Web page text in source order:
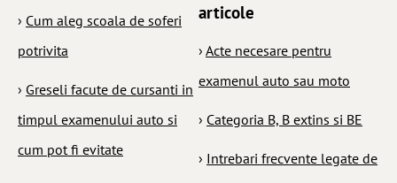
› Cum aleg scoala de soferi
potrivita
› Greseli facute de cursanti in
timpul examenului auto si
cum pot fi evitate
articole
› Acte necesare pentru
examenul auto sau moto
› Categoria B, B extins si BE
› Intrebari frecvente legate de